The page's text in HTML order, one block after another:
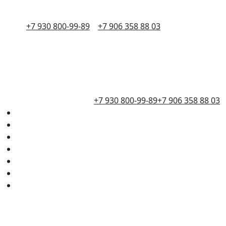
+7 930 800-99-89 +7 906 358 88 03
+7 930 800-99-89+7 906 358 88 03